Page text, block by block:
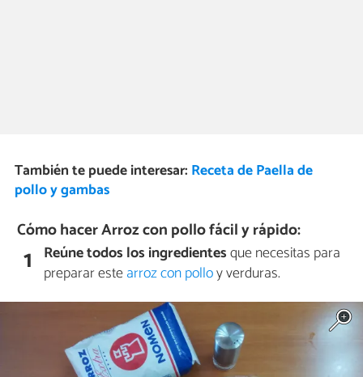
También te puede interesar: Receta de Paella de
pollo y gambas
Cómo hacer Arroz con pollo fácil y rápido:
1 Reúne todos los ingredientesque necesitas para
preparar estearroz con polloy verduras.